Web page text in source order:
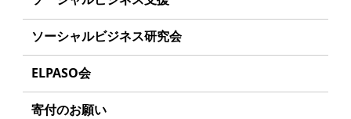
起業を考えているみなさんへ
応援したいみなさんへ
組織
年間スケジュール
定款
募集要項
給付型奨学金とは
事業方針
ソーシャルビジネスとは
ソーシャルビジネス研究会
研究会のねらい
研究会一覧
ELPASO会
ELPASO会とは
寄付のお願い